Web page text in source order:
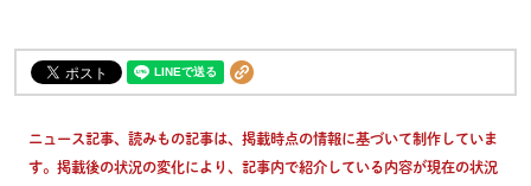
ニュース記事、読みもの記事は、掲載時点の情報に基づいて制作していま
す。掲載後の状況の変化により、記事内で紹介している内容が現在の状況